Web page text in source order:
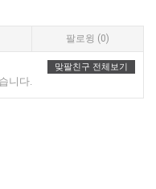
팔로윙 (0)
맞팔친구 전체보기
니다.